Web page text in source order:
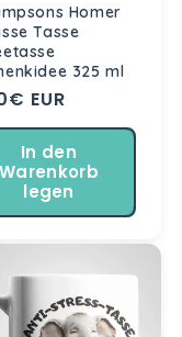
Homer
Tasse
325 ml
EUR
In den
Warenkorb
legen